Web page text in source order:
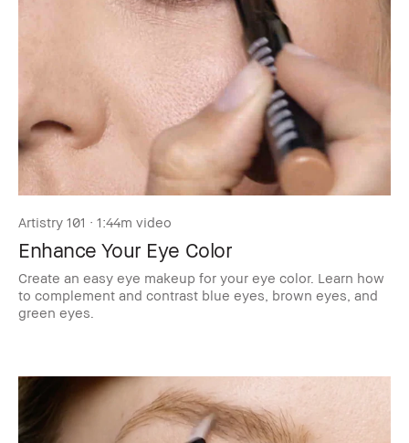
Artistry 101 · 1:44m video
Enhance Your Eye Color
Create an easy eye makeup for your eye color. Learn how
to complement and contrast blue eyes, brown eyes, and
green eyes.